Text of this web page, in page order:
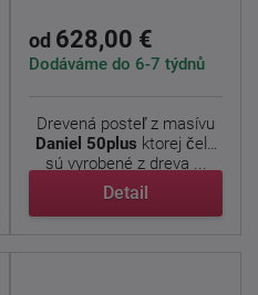
od 628,00 €
Dodáváme do 6-7 týdnů
Drevená posteľ z masívu
Daniel 50plus ktorej čela
sú vyrobené z dreva ...
Detail